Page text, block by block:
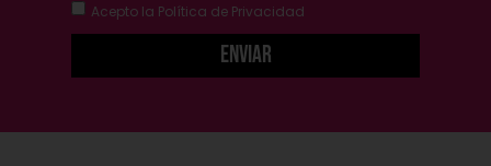
Acepto la Política de Privacidad
Enviar